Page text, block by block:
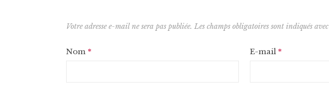
Votre adresse e-mail ne sera pas publiée. Les champs obligatoires sont indiqués avec
Nom * E-mail *